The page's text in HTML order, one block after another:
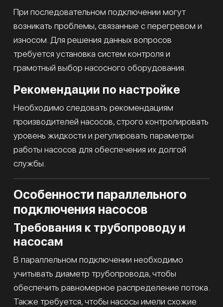
При последовательном подключении могут
возникать проблемы, связанные с перегревом и
износом. Для решения данных вопросов
требуется установка систем контроля и
грамотный выбор насосного оборудования.
Рекомендации по настройке
Необходимо следовать рекомендациям
производителей насосов, строго контролировать
уровень жидкости и регулировать параметры
работы насосов для обеспечения их долгой
службы.
Особенности параллельного
подключения насосов
Требования к трубопроводу и
насосам
В параллельном подключении необходимо
учитывать диаметр трубопровода, чтобы
обеспечить равномерное распределение потока.
Также требуется, чтобы насосы имели схожие